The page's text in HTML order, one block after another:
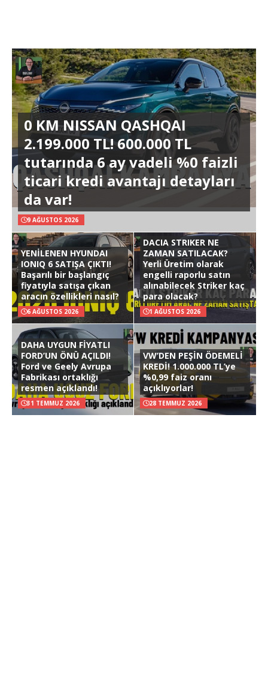
0 KM NISSAN QASHQAI
2.199.000 TL! 600.000 TL
tutarında 6 ay vadeli %0 faizli
ticari kredi avantajı detayları
da var!
9 AĞUSTOS 2026
YENİLENEN HYUNDAI
IONIQ 6 SATIŞA ÇIKTI!
Başarılı bir başlangıç
fiyatıyla satışa çıkan
aracın özellikleri nasıl?
6 AĞUSTOS 2026
DACIA STRIKER NE
ZAMAN SATILACAK?
Yerli Üretim olarak
engelli raporlu satın
alınabilecek Striker kaç
para olacak?
1 AĞUSTOS 2026
DAHA UYGUN FİYATLI
FORD’UN ÖNÜ AÇILDI!
Ford ve Geely Avrupa
Fabrikası ortaklığı
resmen açıklandı!
31 TEMMUZ 2026
VW’DEN PEŞİN ÖDEMELİ
KREDİ! 1.000.000 TL’ye
%0,99 faiz oranı
açıklıyorlar!
28 TEMMUZ 2026